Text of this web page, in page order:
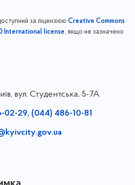
за ліцензією Creative Commons
International license, якщо не зазначено
вул. Студентська, 5-7А
02-29, (044) 486-10-81